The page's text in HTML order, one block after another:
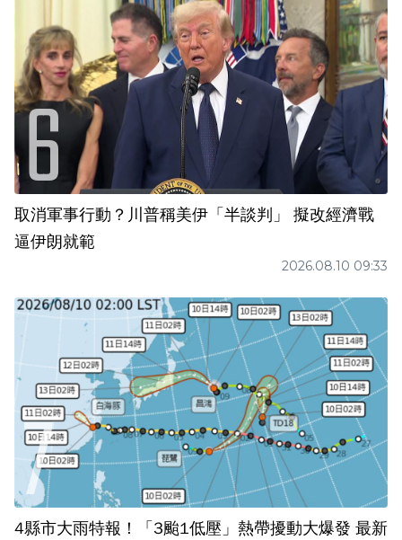
取消軍事行動？川普稱美伊「半談判」 擬改經濟戰
逼伊朗就範
2026.08.10 09:33
4縣市大雨特報！「3颱1低壓」熱帶擾動大爆發 最新